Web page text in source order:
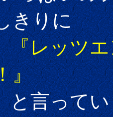
きりに
『レッツ
』
いま